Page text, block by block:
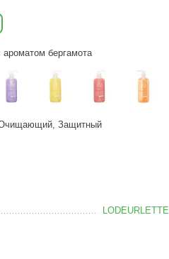
ароматом бергамота
Защитный
LODEURLETTE